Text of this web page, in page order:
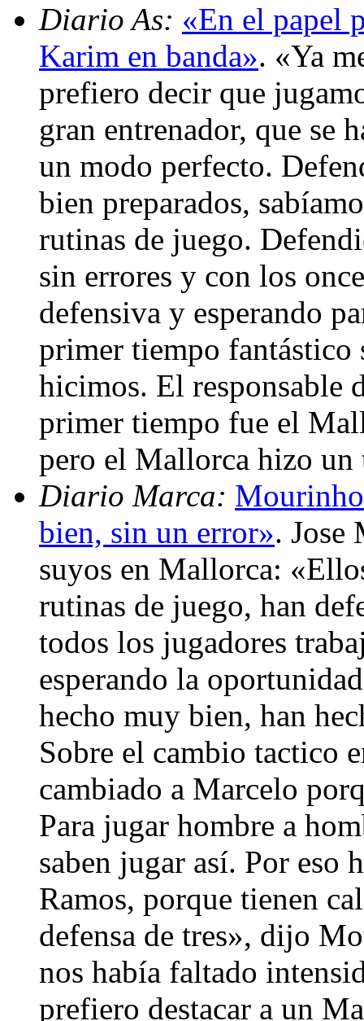
Diario As: «En el papel
Karim en banda». «Ya
prefiero decir que
gran entrenador, que se
un modo perfecto.
bien preparados,
rutinas de juego.
sin errores y con los
defensiva y esperando
primer tiempo fantástico
hicimos. El responsable
primer tiempo fue el
pero el Mallorca hizo
Diario Marca:
bien, sin un error». Jose
suyos en Mallorca:
rutinas de juego, han
todos los jugadores
esperando la
hecho muy bien, han
Sobre el cambio tactico
cambiado a Marcelo
Para jugar hombre a
saben jugar así. Por eso
Ramos, porque tienen
defensa de tres», dijo
nos había faltado
prefiero destacar a un